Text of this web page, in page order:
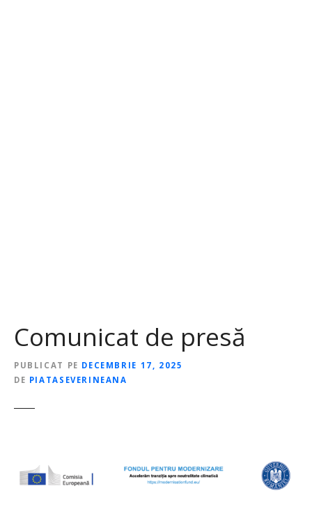
Comunicat de presă
PUBLICAT PE DECEMBRIE 17, 2025
DE PIATASEVERINEANA